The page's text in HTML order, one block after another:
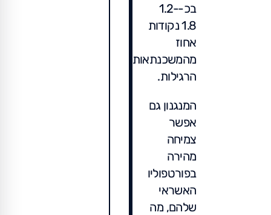
בכ-1.2-
1.8 נקודות
אחוז
מהמשכנתאות
הרגילות.
המנגנון גם
אפשר
צמיחה
מהירה
בפורטפוליו
האשראי
שלהם, מה